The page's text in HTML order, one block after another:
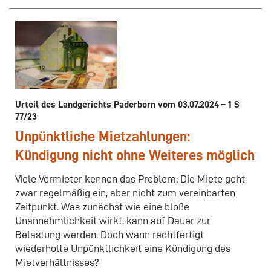
Urteil des Landgerichts Paderborn vom 03.07.2024 – 1 S
77/23
Unpünktliche Mietzahlungen:
Kündigung nicht ohne Weiteres möglich
Viele Vermieter kennen das Problem: Die Miete geht
zwar regelmäßig ein, aber nicht zum vereinbarten
Zeitpunkt. Was zunächst wie eine bloße
Unannehmlichkeit wirkt, kann auf Dauer zur
Belastung werden. Doch wann rechtfertigt
wiederholte Unpünktlichkeit eine Kündigung des
Mietverhältnisses?